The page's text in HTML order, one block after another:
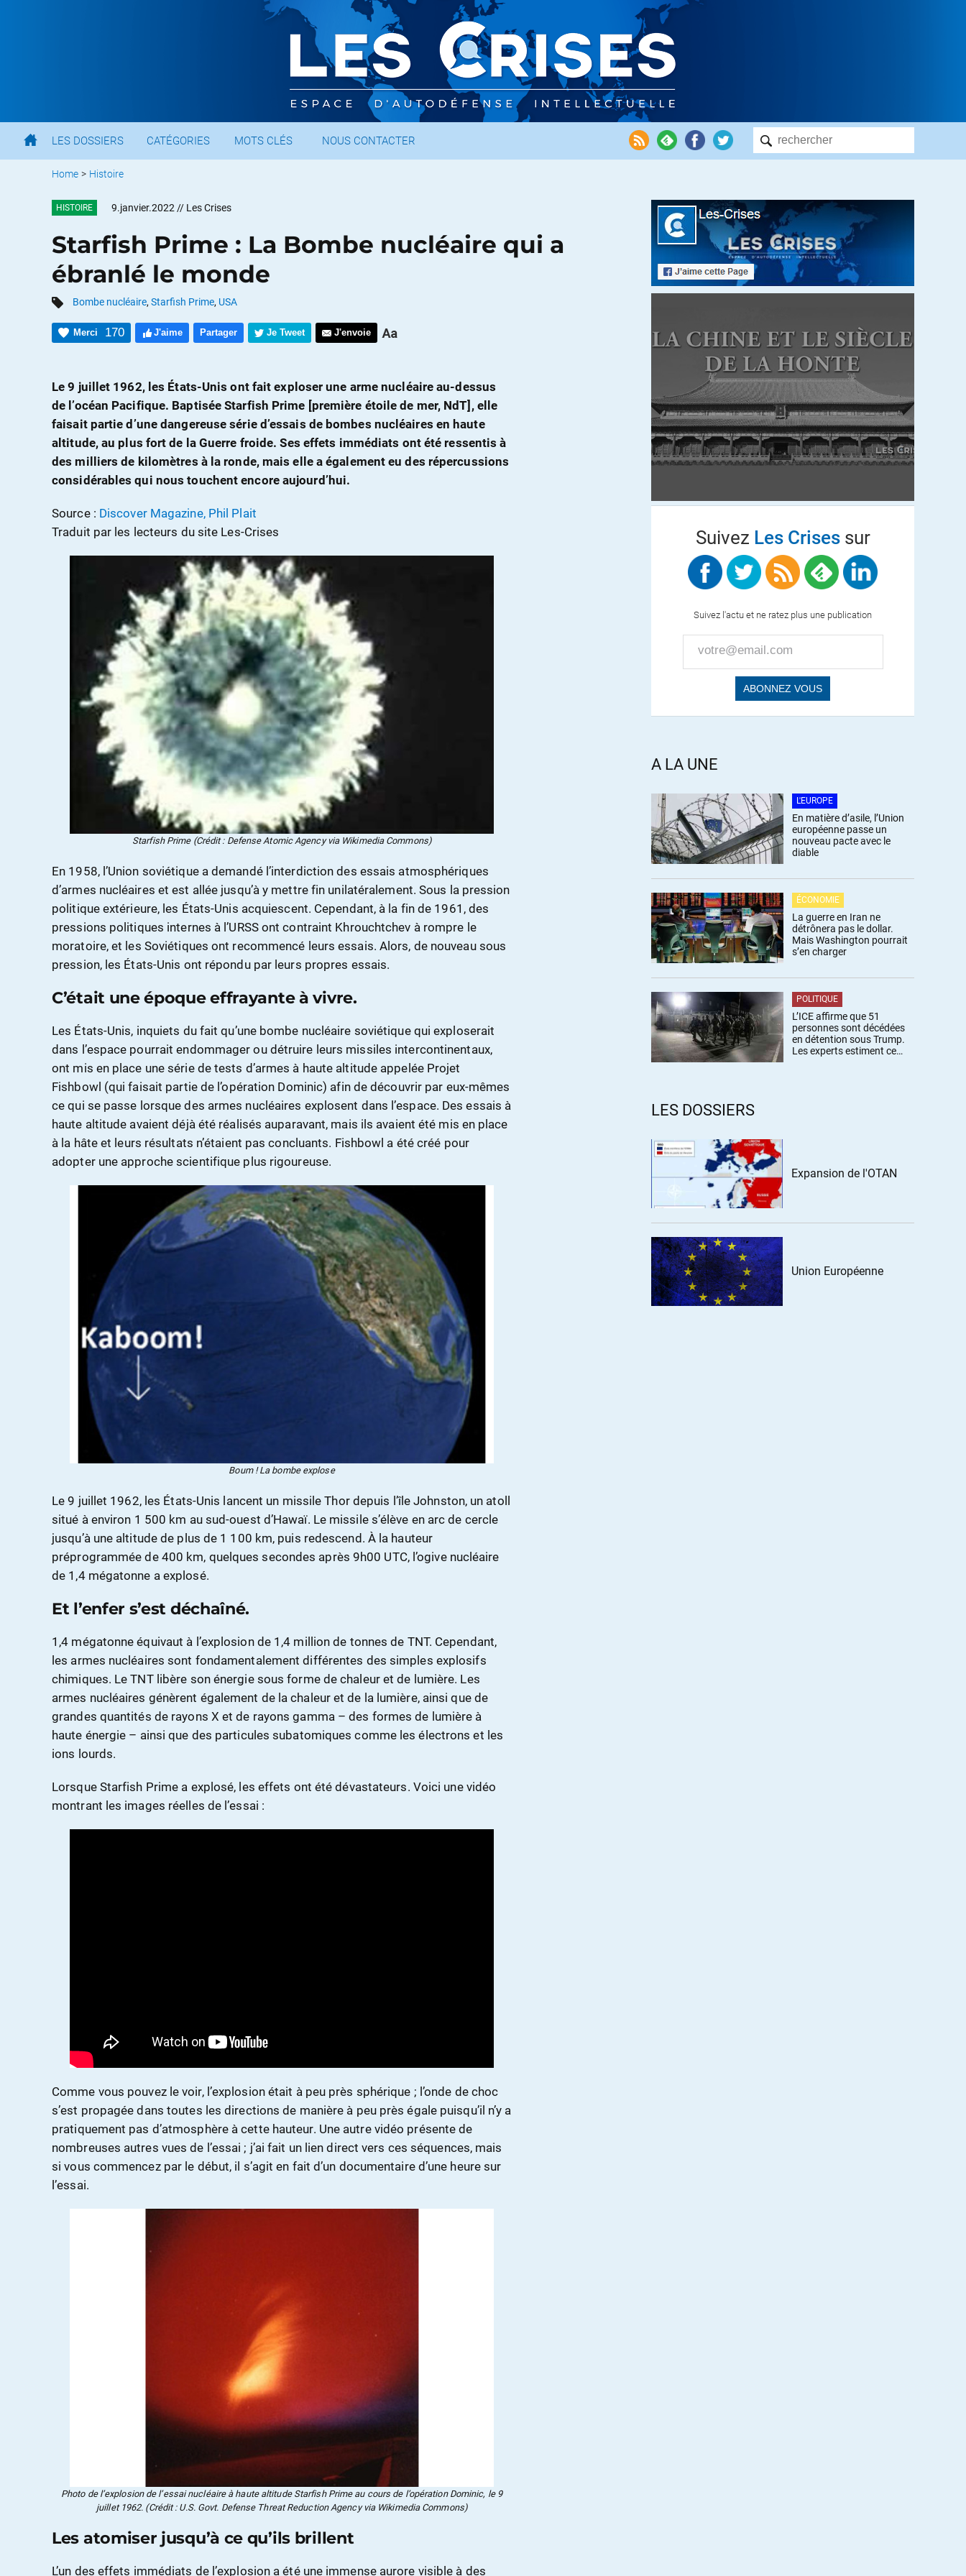
LES DOSSIERS CATÉGORIES MOTS CLÉS NOUS CONTACTER
Home > Histoire
HISTOIRE 9.janvier.2022 // Les Crises
Starfish Prime : La Bombe nucléaire qui a
ébranlé le monde
Bombe nucléaire, Starfish Prime, USA
Merci 170 J'aime Partager Je Tweet J'envoie
Le 9 juillet 1962, les États-Unis ont fait exploser une arme nucléaire au-dessus
de l’océan Pacifique. Baptisée Starfish Prime [première étoile de mer, NdT], elle
faisait partie d’une dangereuse série d’essais de bombes nucléaires en haute
altitude, au plus fort de la Guerre froide. Ses effets immédiats ont été ressentis à
des milliers de kilomètres à la ronde, mais elle a également eu des répercussions
considérables qui nous touchent encore aujourd’hui.
Source : Discover Magazine, Phil Plait
Traduit par les lecteurs du site Les-Crises
Starfish Prime (Crédit : Defense Atomic Agency via Wikimedia Commons)
En 1958, l’Union soviétique a demandé l’interdiction des essais atmosphériques
d’armes nucléaires et est allée jusqu’à y mettre fin unilatéralement. Sous la pression
politique extérieure, les États-Unis acquiescent. Cependant, à la fin de 1961, des
pressions politiques internes à l’URSS ont contraint Khrouchtchev à rompre le
moratoire, et les Soviétiques ont recommencé leurs essais. Alors, de nouveau sous
pression, les États-Unis ont répondu par leurs propres essais.
C’était une époque effrayante à vivre.
Les États-Unis, inquiets du fait qu’une bombe nucléaire soviétique qui exploserait
dans l’espace pourrait endommager ou détruire leurs missiles intercontinentaux,
ont mis en place une série de tests d’armes à haute altitude appelée Projet
Fishbowl (qui faisait partie de l’opération Dominic) afin de découvrir par eux-mêmes
ce qui se passe lorsque des armes nucléaires explosent dans l’espace. Des essais à
haute altitude avaient déjà été réalisés auparavant, mais ils avaient été mis en place
à la hâte et leurs résultats n’étaient pas concluants. Fishbowl a été créé pour
adopter une approche scientifique plus rigoureuse.
Boum ! La bombe explose
Le 9 juillet 1962, les États-Unis lancent un missile Thor depuis l’île Johnston, un atoll
situé à environ 1 500 km au sud-ouest d’Hawaï. Le missile s’élève en arc de cercle
jusqu’à une altitude de plus de 1 100 km, puis redescend. À la hauteur
préprogrammée de 400 km, quelques secondes après 9h00 UTC, l’ogive nucléaire
de 1,4 mégatonne a explosé.
Et l’enfer s’est déchaîné.
1,4 mégatonne équivaut à l’explosion de 1,4 million de tonnes de TNT. Cependant,
les armes nucléaires sont fondamentalement différentes des simples explosifs
chimiques. Le TNT libère son énergie sous forme de chaleur et de lumière. Les
armes nucléaires génèrent également de la chaleur et de la lumière, ainsi que de
grandes quantités de rayons X et de rayons gamma – des formes de lumière à
haute énergie – ainsi que des particules subatomiques comme les électrons et les
ions lourds.
Lorsque Starfish Prime a explosé, les effets ont été dévastateurs. Voici une vidéo
montrant les images réelles de l’essai :
Comme vous pouvez le voir, l’explosion était à peu près sphérique ; l’onde de choc
s’est propagée dans toutes les directions de manière à peu près égale puisqu’il n’y a
pratiquement pas d’atmosphère à cette hauteur. Une autre vidéo présente de
nombreuses autres vues de l’essai ; j’ai fait un lien direct vers ces séquences, mais
si vous commencez par le début, il s’agit en fait d’un documentaire d’une heure sur
l’essai.
Photo de l’explosion de l’essai nucléaire à haute altitude Starfish Prime au cours de l’opération Dominic, le 9
juillet 1962. (Crédit : U.S. Govt. Defense Threat Reduction Agency via Wikimedia Commons)
Les atomiser jusqu’à ce qu’ils brillent
L’un des effets immédiats de l’explosion a été une immense aurore visible à des
Suivez Les Crisessur
Suivez l'actu et ne ratez plus une publication
A LA UNE
L'EUROPE
En matière d’asile, l’Union
européenne passe un
nouveau pacte avec le
diable
ÉCONOMIE
La guerre en Iran ne
détrônera pas le dollar.
Mais Washington pourrait
s’en charger
POLITIQUE
L’ICE affirme que 51
personnes sont décédées
en détention sous Trump.
Les experts estiment ce
LES DOSSIERS
Expansion de l'OTAN
Union Européenne